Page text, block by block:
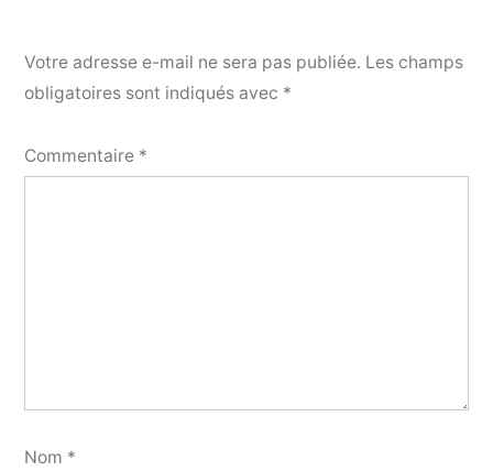
Votre adresse e-mail ne sera pas publiée. Les champs
obligatoires sont indiqués avec *
Commentaire *
Nom *